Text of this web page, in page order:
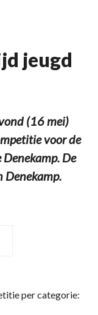
jeugd
(16 mei)
voor de
De
Denekamp.
per categorie: